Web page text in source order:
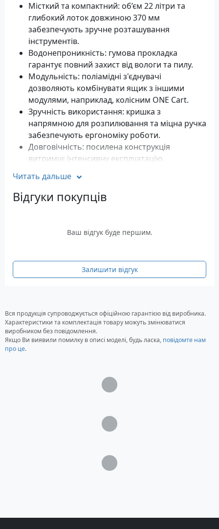
Місткий та компактний: об’єм 22 літри та
глибокий лоток довжиною 370 мм
забезпечують зручне розташування
інструментів.
Водонепроникність: гумова прокладка
гарантує повний захист від вологи та пилу.
Модульність: поліамідні з'єднувачі
дозволяють комбінувати ящик з іншими
модулями, наприклад, колісним ONE Cart.
Зручність використання: кришка з
напрямною для розпилювання та міцна ручка
забезпечують ергономіку роботи.
Довговічність: посилена конструкція
витримує інтенсивну експлуатацію.
Qbrick System Pro 600 Basic — відмінний вибір для
майстрів, які цінують функціональність і
надійність.
Об'єм: 22 літри
Гарантія: 12 місяців
Читать дальше
Відгуки покупців
Ваш відгук буде першим.
Залишити відгук
Вся продукція супроводжується офіційною гарантією від виробника.
Характеристики та комплектація товару можуть змінюватися
виробником без повідомлення.
Якщо Ви виявили помилку в описі моделі, будь ласка, повідомте нам
про це.